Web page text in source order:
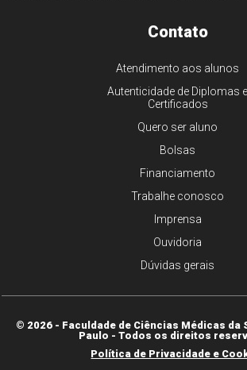
Contato
Atendimento aos alunos
Autenticidade de Diplomas e
Certificados
Quero ser aluno
Bolsas
Financiamento
Trabalhe conosco
Imprensa
Ouvidoria
Dúvidas gerais
© 2026 - Faculdade de Ciências Médicas da
Paulo - Todos os direitos
Política de Privacidade e